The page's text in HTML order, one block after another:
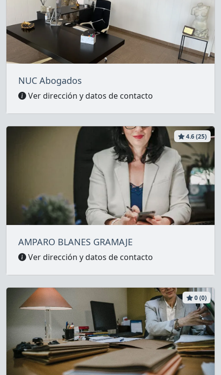
NUC Abogados
Ver dirección y datos de contacto
4.6 (25)
AMPARO BLANES GRAMAJE
Ver dirección y datos de contacto
0 (0)